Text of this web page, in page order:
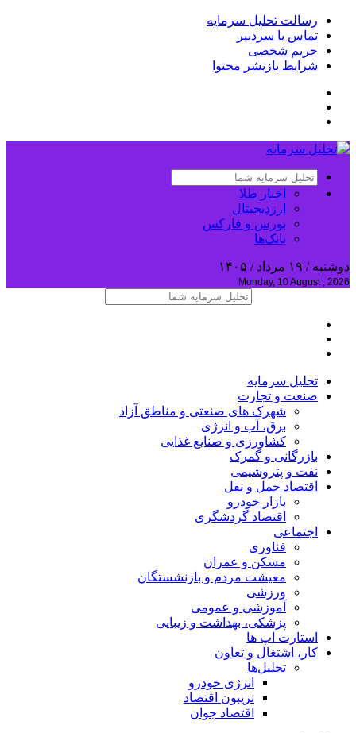
رسالت تحلیل سرمایه
تماس با سردبیر
حریم شخصی
شرایط بازنشر محتوا
اخبار طلا
ارزدیجیتال
بورس و فارکس
بانک‌ها
دوشنبه / ۱۹ مرداد / ۱۴۰۵
Monday, 10 August , 2026
تحلیل‌ سرمایه
صنعت و تجارت
شهرک های صنعتی و مناطق آزاد
برق، آب و انرژی
کشاورزی و صنایع غذایی
بازرگانی و گمرک
نفت و پتروشیمی
اقتصاد حمل و نقل
بازار خودرو
اقتصاد گردشگری
اجتماعی
فناوری
مسکن و عمران
معیشت مردم و بازنشستگان
ورزشی
آموزشی و عمومی
پزشکی، بهداشت و زیبایی
استارت اپ ها
کار، اشتغال و تعاون
تحلیل‌ها
انرژی خودرو
تریبون اقتصاد
اقتصاد جوان